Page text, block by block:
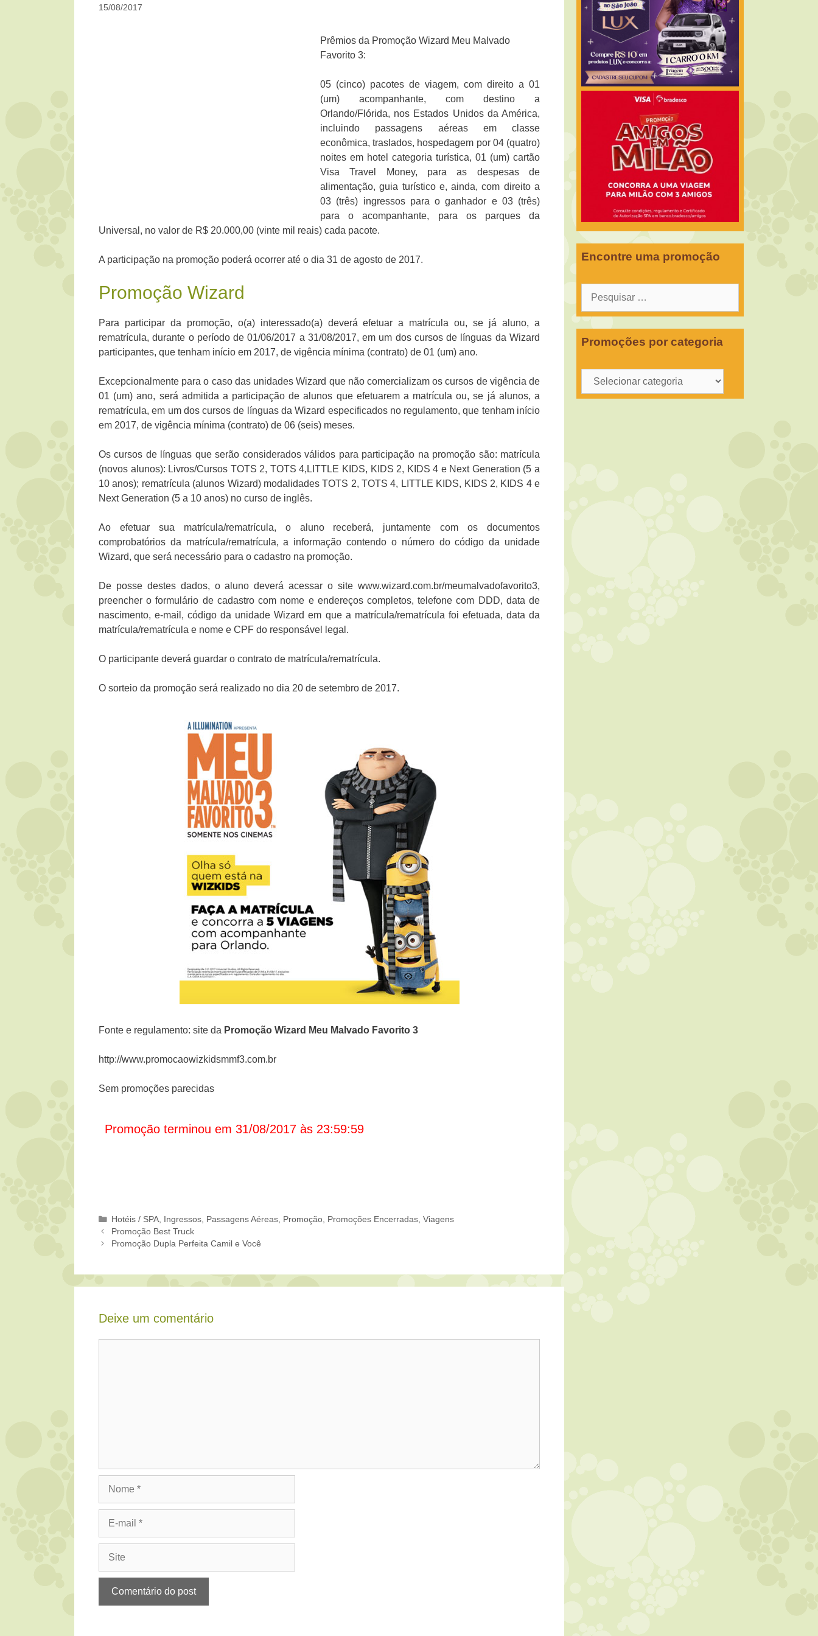
15/08/2017
Prêmios da Promoção Wizard Meu Malvado
Favorito 3:
05 (cinco) pacotes de viagem, com direito a 01
(um) acompanhante, com destino a
Orlando/Flórida, nos Estados Unidos da América,
incluindo passagens aéreas em classe
econômica, traslados, hospedagem por 04 (quatro)
noites em hotel categoria turística, 01 (um) cartão
Visa Travel Money, para as despesas de
alimentação, guia turístico e, ainda, com direito a
03 (três) ingressos para o ganhador e 03 (três)
para o acompanhante, para os parques da
Universal, no valor de R$ 20.000,00 (vinte mil reais) cada pacote.
A participação na promoção poderá ocorrer até o dia 31 de agosto de 2017.
Promoção Wizard
Para participar da promoção, o(a) interessado(a) deverá efetuar a matrícula ou, se já aluno, a
rematrícula, durante o período de 01/06/2017 a 31/08/2017, em um dos cursos de línguas da Wizard
participantes, que tenham início em 2017, de vigência mínima (contrato) de 01 (um) ano.
Excepcionalmente para o caso das unidades Wizard que não comercializam os cursos de vigência de
01 (um) ano, será admitida a participação de alunos que efetuarem a matrícula ou, se já alunos, a
rematrícula, em um dos cursos de línguas da Wizard especificados no regulamento, que tenham início
em 2017, de vigência mínima (contrato) de 06 (seis) meses.
Os cursos de línguas que serão considerados válidos para participação na promoção são: matrícula
(novos alunos): Livros/Cursos TOTS 2, TOTS 4,LITTLE KIDS, KIDS 2, KIDS 4 e Next Generation (5 a
10 anos); rematrícula (alunos Wizard) modalidades TOTS 2, TOTS 4, LITTLE KIDS, KIDS 2, KIDS 4 e
Next Generation (5 a 10 anos) no curso de inglês.
Ao efetuar sua matrícula/rematrícula, o aluno receberá, juntamente com os documentos
comprobatórios da matrícula/rematrícula, a informação contendo o número do código da unidade
Wizard, que será necessário para o cadastro na promoção.
De posse destes dados, o aluno deverá acessar o site www.wizard.com.br/meumalvadofavorito3,
preencher o formulário de cadastro com nome e endereços completos, telefone com DDD, data de
nascimento, e-mail, código da unidade Wizard em que a matrícula/rematrícula foi efetuada, data da
matrícula/rematrícula e nome e CPF do responsável legal.
O participante deverá guardar o contrato de matrícula/rematrícula.
O sorteio da promoção será realizado no dia 20 de setembro de 2017.
Fonte e regulamento: site da Promoção Wizard Meu Malvado Favorito 3
http://www.promocaowizkidsmmf3.com.br
Sem promoções parecidas
Promoção terminou em 31/08/2017 às 23:59:59
Categorias
Hotéis / SPA Ingressos Passagens Aéreas Promoção Promoções Encerradas ,Viagens
Promoção Best Truck
Promoção Dupla Perfeita Camil e Você
Deixe um comentário
Encontre uma promoção
Pesquisar
Promoções por categoria
Promoções
por